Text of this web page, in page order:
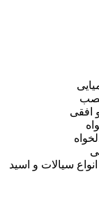
نصب
افقی
سیالات و اسید